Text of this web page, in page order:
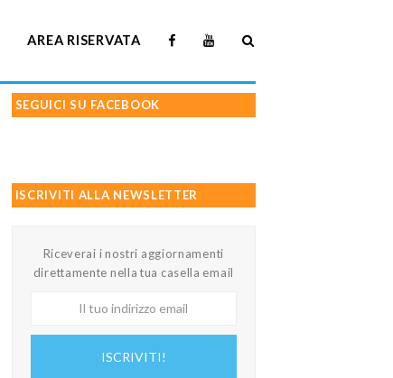
AREA RISERVATA
SEGUICI SU FACEBOOK
ISCRIVITI ALLA NEWSLETTER
Riceverai i nostri aggiornamenti
direttamente nella tua casella email
ISCRIVITI!